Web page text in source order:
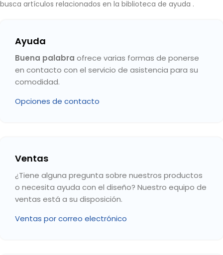
busca artículos relacionados en la biblioteca de ayuda .
Ayuda
Buena palabra ofrece varias formas de ponerse
en contacto con el servicio de asistencia para su
comodidad.
Opciones de contacto
Ventas
¿Tiene alguna pregunta sobre nuestros productos
o necesita ayuda con el diseño? Nuestro equipo de
ventas está a su disposición.
Ventas por correo electrónico